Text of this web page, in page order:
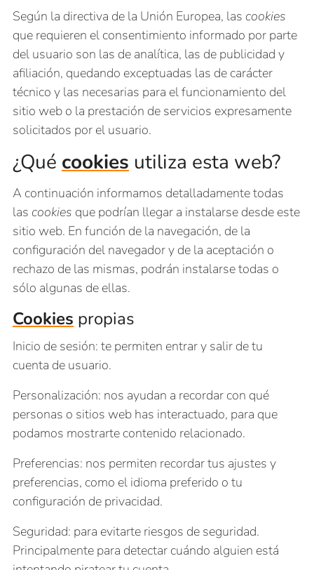
Según la directiva de la Unión Europea, las cookies
que requieren el consentimiento informado por parte
del usuario son las de analítica, las de publicidad y
afiliación, quedando exceptuadas las de carácter
técnico y las necesarias para el funcionamiento del
sitio web o la prestación de servicios expresamente
solicitados por el usuario.
¿Qué cookies utiliza esta web?
A continuación informamos detalladamente todas
las cookies que podrían llegar a instalarse desde este
sitio web. En función de la navegación, de la
configuración del navegador y de la aceptación o
rechazo de las mismas, podrán instalarse todas o
sólo algunas de ellas.
Cookies propias
Inicio de sesión: te permiten entrar y salir de tu
cuenta de usuario.
Personalización: nos ayudan a recordar con qué
personas o sitios web has interactuado, para que
podamos mostrarte contenido relacionado.
Preferencias: nos permiten recordar tus ajustes y
preferencias, como el idioma preferido o tu
configuración de privacidad.
Seguridad: para evitarte riesgos de seguridad.
Principalmente para detectar cuándo alguien está